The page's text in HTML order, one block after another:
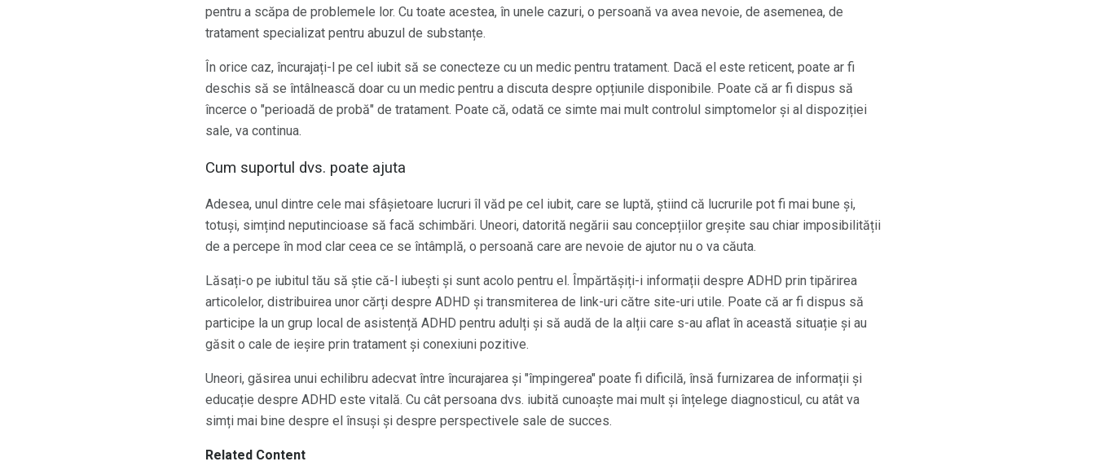
pentru a scăpa de problemele lor. Cu toate acestea, în unele cazuri, o persoană va avea nevoie, de asemenea, de
tratament specializat pentru abuzul de substanțe.
În orice caz, încurajați-l pe cel iubit să se conecteze cu un medic pentru tratament. Dacă el este reticent, poate ar fi
deschis să se întâlnească doar cu un medic pentru a discuta despre opțiunile disponibile. Poate că ar fi dispus să
încerce o "perioadă de probă" de tratament. Poate că, odată ce simte mai mult controlul simptomelor și al dispoziției
sale, va continua.
Cum suportul dvs. poate ajuta
Adesea, unul dintre cele mai sfâșietoare lucruri îl văd pe cel iubit, care se luptă, știind că lucrurile pot fi mai bune și,
totuși, simțind neputincioase să facă schimbări. Uneori, datorită negării sau concepțiilor greșite sau chiar imposibilității
de a percepe în mod clar ceea ce se întâmplă, o persoană care are nevoie de ajutor nu o va căuta.
Lăsați-o pe iubitul tău să știe că-l iubești și sunt acolo pentru el. Împărtășiți-i informații despre ADHD prin tipărirea
articolelor, distribuirea unor cărți despre ADHD și transmiterea de link-uri către site-uri utile. Poate că ar fi dispus să
participe la un grup local de asistență ADHD pentru adulți și să audă de la alții care s-au aflat în această situație și au
găsit o cale de ieșire prin tratament și conexiuni pozitive.
Uneori, găsirea unui echilibru adecvat între încurajarea și "împingerea" poate fi dificilă, însă furnizarea de informații și
educație despre ADHD este vitală. Cu cât persoana dvs. iubită cunoaște mai mult și înțelege diagnosticul, cu atât va
simți mai bine despre el însuși și despre perspectivele sale de succes.
Related Content